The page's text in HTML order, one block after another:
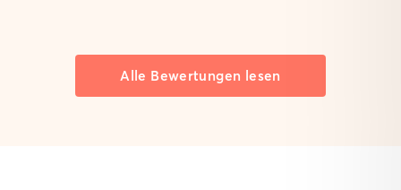
Alle Bewertungen lesen